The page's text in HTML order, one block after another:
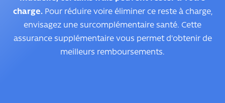
charge.Pour réduire voire éliminer ce reste à charge,
envisagez une surcomplémentaire santé. Cette
assurance supplémentaire vous permet d'obtenir de
meilleurs remboursements.